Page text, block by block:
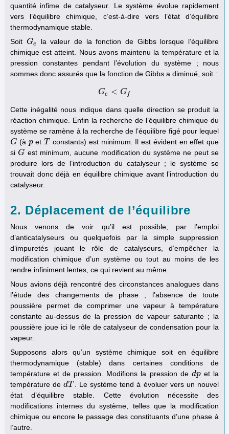
quantité infime de catalyseur. Le système évolue rapidement
vers l’équilibre chimique, c’est-à-dire vers l’état d’équilibre
thermodynamique stable.
Soit Ge
Ge
la valeur de la fonction de Gibbs lorsque l’équilibre
chimique est atteint. Nous avons maintenu la température et la
pression constantes pendant l’évolution du système ; nous
sommes donc assurés que la fonction de Gibbs a diminué, soit :
Ge < Gf
G e< Gf
Cette inégalité nous indique dans quelle direction se produit la
réaction chimique. Enfin la recherche de l’équilibre chimique du
système se ramène à la recherche de l’équilibre figé pour lequel
G
G (à p
petT
T constants) est minimum. Il est évident en effet que
siG
G est minimum, aucune modification du système ne peut se
produire lors de l’introduction du catalyseur ; le système se
trouvait donc déjà en équilibre chimique avant l’introduction du
catalyseur.
2. Déplacement de l’équilibre
Nous venons de voir qu’il est possible, par l’emploi
d’anticatalyseurs ou quelquefois par la simple suppression
d’impuretés jouant le rôle de catalyseurs, d’empêcher la
modification chimique d’un système ou tout au moins de les
rendre infiniment lentes, ce qui revient au même.
Nous avions déjà rencontré des circonstances analogues dans
l’étude des changements de phase ; l’absence de toute
poussière permet de comprimer une vapeur à température
constante au-dessus de la pression de vapeur saturante ; la
poussière joue ici le rôle de catalyseur de condensation pour la
vapeur.
Supposons alors qu’un système chimique soit en équilibre
thermodynamique (stable) dans certaines conditions de
température et de pression. Modifions la pression de dp
dpet la
température dedT
dT
. Le système tend à évoluer vers un nouvel
état d’équilibre stable. Cette évolution nécessite des
modifications internes du système, telles que la modification
chimique ou encore le passage des constituants d’une phase à
l’autre.